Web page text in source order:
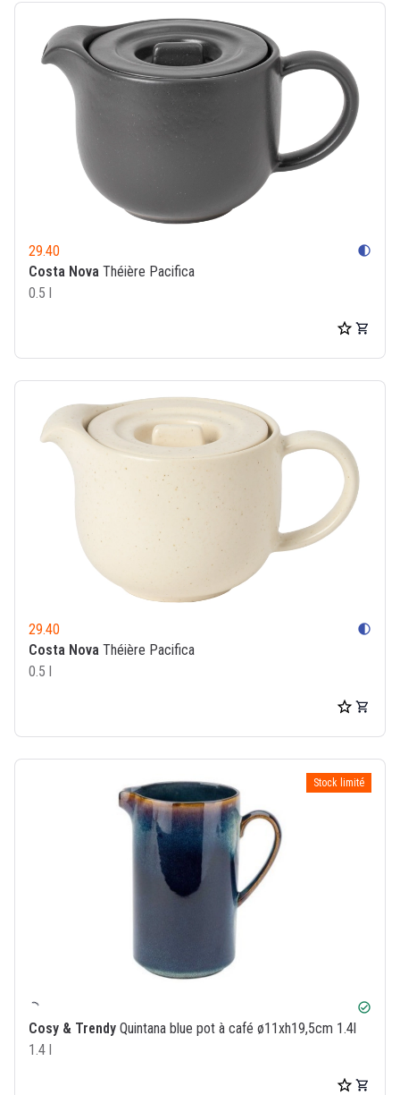
29.40 contrast
Costa Nova Théière Pacifica
0.5 l
29.40 contrast
Costa Nova Théière Pacifica
0.5 l
Stock limité
check_circle
Cosy & Trendy Quintana blue pot à café ø11xh19,5cm 1.4l
1.4 l